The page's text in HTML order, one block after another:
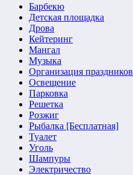
Барбекю
Детская площадка
Дрова
Кейтеринг
Мангал
Музыка
Организация праздников
Освещение
Парковка
Решетка
Розжиг
Рыбалка [Бесплатная]
Туалет
Уголь
Шампуры
Электричество